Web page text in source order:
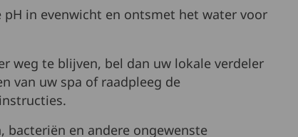
in evenwicht en ontsmet het water voor
weg te blijven, bel dan uw lokale verdeler
van uw spa of raadpleeg de
bacteriën en andere ongewenste